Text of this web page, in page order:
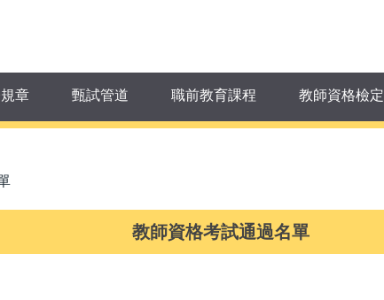
章 甄試管道 職前教育課程 教師資格檢定
教師資格考試通過名單